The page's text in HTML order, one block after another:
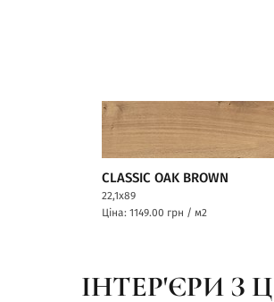
CLASSIC OAK BROWN
22,1x89
Ціна: 1149.00 грн / м2
ІНТЕР'ЄРИ З